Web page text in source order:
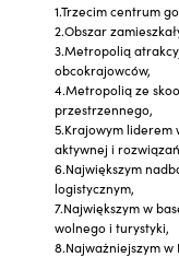
1.Trzecim centrum
2.Obszar
3.Metropolią
obcokrajowców,
4.Metropolią ze
przestrzennego,
5.Krajowym liderem
aktywnej i
6.Największym
logistycznym,
7.Największym w
wolnego i turystyki,
8.Najważniejszym w